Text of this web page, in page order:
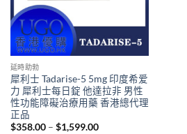
延時助勃
犀利士 Tadarise-5 5mg 印度希爱
力 犀利士每日錠 他達拉非 男性
性功能障礙治療用藥 香港總代理
正品
$358.00 – $1,599.00Price